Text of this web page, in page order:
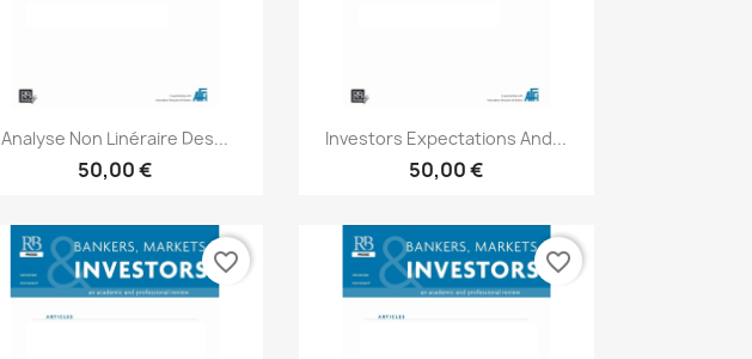
Aperçu rapide
Analyse Non Linéraire Des...
50,00 €
Aperçu rapide
Investors Expectations And...
50,00 €
favorite_border favorite_border